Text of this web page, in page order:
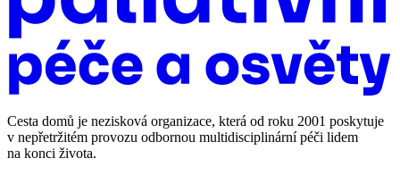
Cesta domů je nezisková organizace, která od roku 2001 poskytuje
v nepřetržitém provozu odbornou multidisciplinární péči lidem
na konci života.